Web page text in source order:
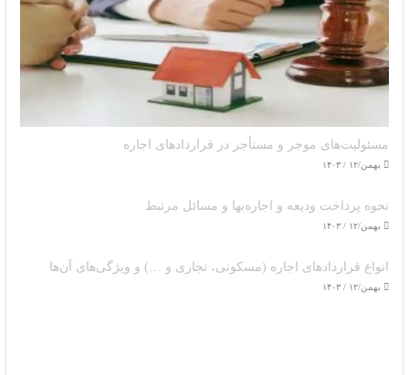
مسئولیت‌های موجر و مستأجر در قراردادهای اجاره
بهمن/۱۲ / ۱۴۰۳
نحوه پرداخت ودیعه و اجاره‌بها و مسائل مرتبط
بهمن/۱۲ / ۱۴۰۳
انواع قراردادهای اجاره (مسکونی، تجاری و …) و ویژگی‌های آن‌ها
بهمن/۱۲ / ۱۴۰۳